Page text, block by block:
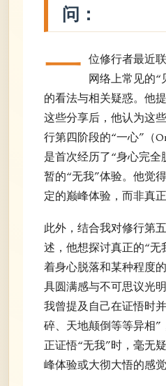
问：
一 位修行者最近
网络上常见的
的看法与相关疑惑。他
这些分享后，他认为这
行第四阶段的“一心”（
是首次经历了“身心完
暂的“无我”体验。他觉
定的巅峰体验，而非真正
此外，结合我对修行第
述，他想探讨真正的“
着身心脱落和某种程度
具圆满感与不可思议光
我曾提及自己在证悟时
碎、天地颠倒等等异相
正证悟“无我”时，毫无
峰体验或大彻大悟的感觉